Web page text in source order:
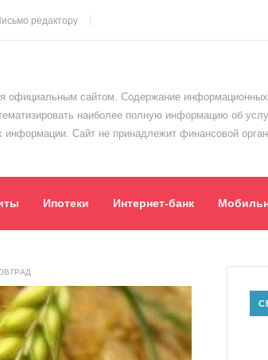
редактору
официальным сайтом. Содержание
наиболее полную информацию об
информации. Сайт не принадлежит финансовой
Ипотеки Интернет-банк